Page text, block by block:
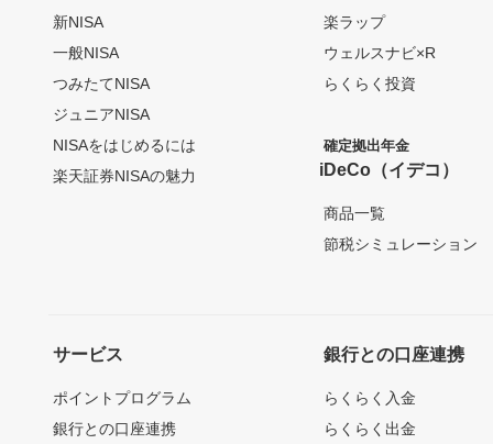
新NISA
一般NISA
つみたてNISA
ジュニアNISA
NISAをはじめるには
楽天証券NISAの魅力
楽ラップ
ウェルスナビ×R
らくらく投資
確定拠出年金
iDeCo（イデコ）
商品一覧
節税シミュレーション
サービス
ポイントプログラム
銀行との口座連携
銀行との口座連携
らくらく入金
らくらく出金